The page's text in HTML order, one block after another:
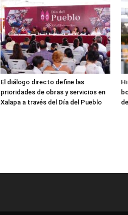
El diálogo directo define las
prioridades de obras y servicios en
Xalapa a través del Día del Pueblo